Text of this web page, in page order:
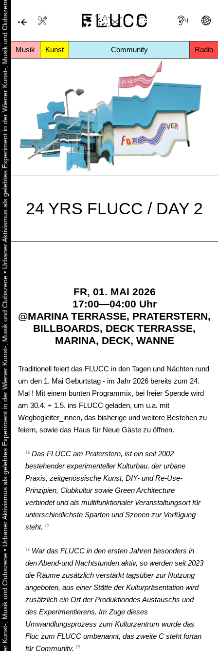
Musik Kunst Community Radio
•
Urbaner Aktivismus als gelebtes Experiment in der Wiener Kunst-, Musik und Clubszene
•
Urbaner Aktivismus als gelebtes Experiment in der Wiener Kunst-, Musik und Clubszene 24 YRS FLUCC / DAY 2
FR, 01. MAI 2026
17:00—04:00 Uhr
@MARINA TERRASSE, PRATERSTERN,
BILLBOARDS, DECK TERRASSE,
MARINA, DECK, WANNE
Traditionell feiert das FLUCC in den Tagen und Nächten rund
um den 1. Mai Geburtstag - im Jahr 2026 bereits zum 24.
Mal ! Mit einem bunten Programmix, bei freier Spende wird
am 30.4. + 1.5. ins FLUCC geladen, um u.a. mit
Wegbegleiter_innen, das bisherige und weitere Bestehen zu
feiern, sowie das Haus für Neue Gäste zu öffnen.
Das FLUCC am Praterstern, ist ein seit 2002
bestehender experimenteller Kulturbau, der urbane
Praxis, zeitgenössische Kunst, DIY- und Re-Use-
Prinzipien, Clubkultur sowie Green Architecture
verbindet und als multifunktionaler Veranstaltungsort für
unterschiedlichste Sparten und Szenen zur Verfügung
steht.
War das FLUCC in den ersten Jahren besonders in
den Abend-und Nachtstunden aktiv, so werden seit 2023
die Räume zusätzlich verstärkt tagsüber zur Nutzung
angeboten, aus einer Stätte der Kulturpräsentation wird
zusätzlich ein Ort der Produktiondes Austauschs und
des Experimentierens. Im Zuge dieses
Umwandlungsprozess zum Kulturzentrum wurde das
Fluc zum FLUCC umbenannt, das zweite C steht fortan
für Community.